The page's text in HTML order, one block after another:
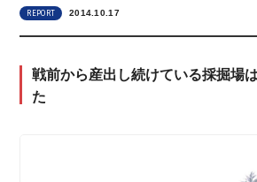
REPORT 2014.10.17
戦前から産出し続けている採掘場
た